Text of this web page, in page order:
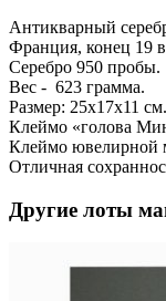
Антикварный
Франция, конец 19
Серебро 950 пробы.
Вес - 623 грамма.
Размер: 25х17х11 см.
Клеймо «голова
Клеймо ювелирной
Отличная
Другие лоты